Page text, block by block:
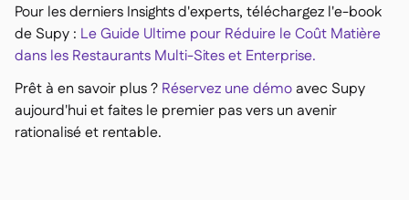
Pour les derniers Insights d'experts, téléchargez l'e-book
de Supy : Le Guide Ultime pour Réduire le Coût Matière
dans les Restaurants Multi-Sites et Enterprise.
Prêt à en savoir plus ? Réservez une démoavec Supy
aujourd'hui et faites le premier pas vers un avenir
rationalisé et rentable.